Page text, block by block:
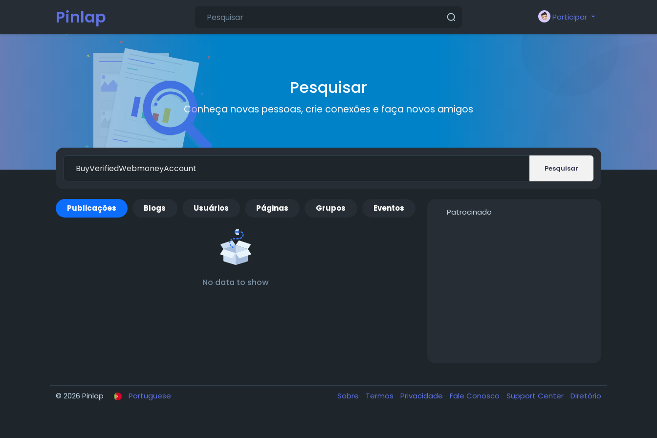
Pinlap Participar
Pesquisar
Conheça novas pessoas, crie conexões e faça novos amigos
Pesquisar
Publicações Blogs Usuários Páginas Grupos Eventos
No data to show
Patrocinado
© 2026 Pinlap Portuguese Sobre Termos Privacidade Fale Conosco Support Center Diretório